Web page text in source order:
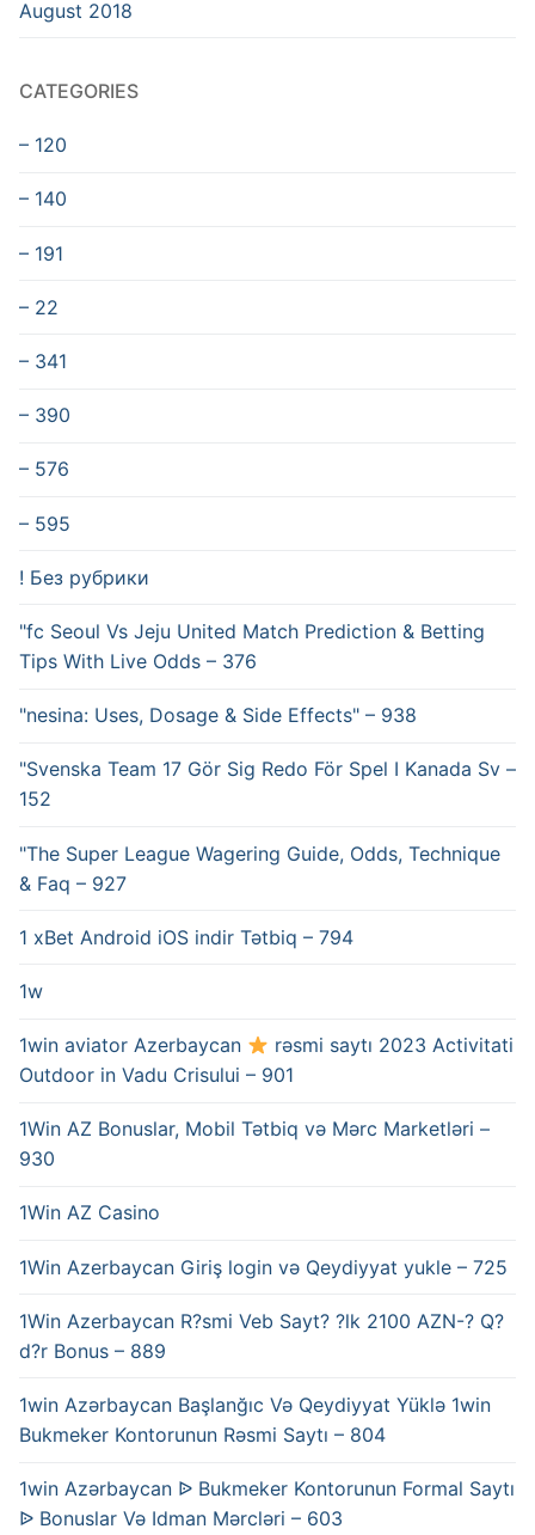
August 2018
CATEGORIES
– 120
– 140
– 191
– 22
– 341
– 390
– 576
– 595
! Без рубрики
"fc Seoul Vs Jeju United Match Prediction & Betting
Tips With Live Odds – 376
"nesina: Uses, Dosage & Side Effects" – 938
"Svenska Team 17 Gör Sig Redo För Spel I Kanada Sv –
152
"The Super League Wagering Guide, Odds, Technique
& Faq – 927
1 xBet Android iOS indir Tətbiq – 794
1w
1win aviator Azerbaycan
rəsmi saytı 2023 Activitati
Outdoor in Vadu Crisului – 901
1Win AZ Bonuslar, Mobil Tətbiq və Mərc Marketləri –
930
1Win AZ Casino
1Win Azerbaycan Giriş login və Qeydiyyat yukle – 725
1Win Azerbaycan R?smi Veb Sayt? ?lk 2100 AZN-? Q?
d?r Bonus – 889
1win Azərbaycan Başlanğıc Və Qeydiyyat Yüklə 1win
Bukmeker Kontorunun Rəsmi Saytı – 804
1win Azərbaycan ᐉ Bukmeker Kontorunun Formal Saytı
ᐉ Bonuslar Və Idman Mərcləri – 603